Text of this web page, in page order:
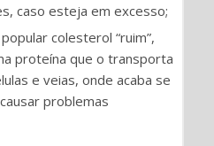
caso esteja em excesso;
colesterol “ruim”,
proteína que o transporta
e veias, onde acaba se
problemas